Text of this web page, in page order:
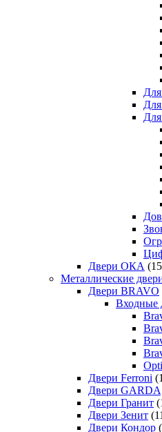
Двери ОКА
Металлические
Двери BRAVO
Входные
Двери Ferroni
Двери GARDA
Двери Гранит
Двери Зенит
Двери Кондор